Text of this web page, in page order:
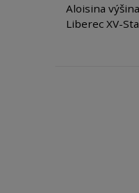
Aloisina
Liberec XV-